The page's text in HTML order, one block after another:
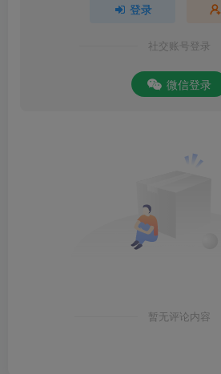
登录
社交账号登录
微信登录
暂无评论内容